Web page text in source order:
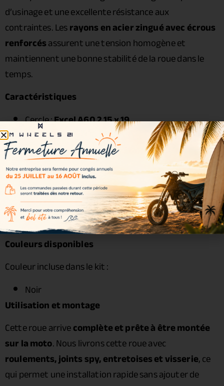
d’usinage et une excellente résistance aux
contraintes. Lesrayons en acier zingué avec écrous
renforcésassurent une tension homogène et
maintiennent une bonne stabilité de la roue dans le
temps.
Caractéristiques
Cercle :Excel A60 2.15 x 19
Moyeu :Haan Wheels
Rayons : acier zingué
Écrous : acier renforcé
Roulements : inclus
Joints spy : inclus
Entretoises : incluses
Visserie : incluse
Couleurs disponibles
Couleur incluse dans le kit :
Noir
Utilisation et montage
Cette roue arrivecomplète et prête à être montée
sur la moto. Nous livrons cette roue avec
roulements, joints spy, entretoises et visserie, ce
qui permet une installation rapide sans ajouter de